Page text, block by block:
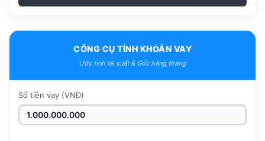
CÔNG CỤ TÍNH KHOẢN VAY
Ước tính lãi suất & Gốc hàng tháng
Số tiền vay (VNĐ)